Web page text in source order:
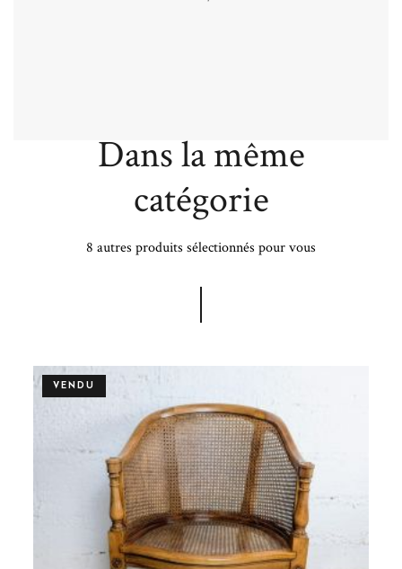
Dans la même
catégorie
8 autres produits sélectionnés pour vous
VENDU